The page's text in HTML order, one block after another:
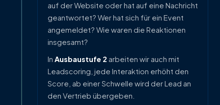
auf der Website oder hat auf eine Nachricht
geantwortet? Wer hat sich für ein Event
angemeldet? Wie waren die Reaktionen
insgesamt?
In Ausbaustufe 2 arbeiten wir auch mit
Leadscoring, jede Interaktion erhöht den
Score, ab einer Schwelle wird der Lead an
den Vertrieb übergeben.